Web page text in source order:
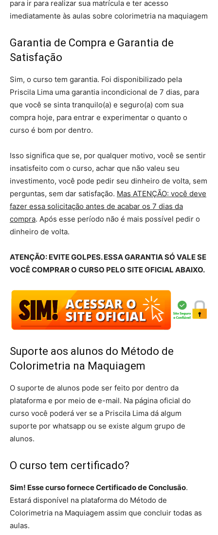
para ir para realizar sua matrícula e ter acesso
imediatamente às aulas sobre colorimetria na maquiagem
Garantia de Compra e Garantia de
Satisfação
Sim, o curso tem garantia. Foi disponibilizado pela
Priscila Lima uma garantia incondicional de 7 dias, para
que você se sinta tranquilo(a) e seguro(a) com sua
compra hoje, para entrar e experimentar o quanto o
curso é bom por dentro.
Isso significa que se, por qualquer motivo, você se sentir
insatisfeito com o curso, achar que não valeu seu
investimento, você pode pedir seu dinheiro de volta, sem
perguntas, sem dar satisfação. Mas ATENÇÃO: você deve
fazer essa solicitação antes de acabar os 7 dias da
compra. Após esse período não é mais possível pedir o
dinheiro de volta.
ATENÇÃO: EVITE GOLPES. ESSA GARANTIA SÓ VALE SE
VOCÊ COMPRAR O CURSO PELO SITE OFICIAL ABAIXO.
Suporte aos alunos do Método de
Colorimetria na Maquiagem
O suporte de alunos pode ser feito por dentro da
plataforma e por meio de e-mail. Na página oficial do
curso você poderá ver se a Priscila Lima dá algum
suporte por whatsapp ou se existe algum grupo de
alunos.
O curso tem certificado?
Sim! Esse curso fornece Certificado de Conclusão.
Estará disponível na plataforma do Método de
Colorimetria na Maquiagem assim que concluir todas as
aulas.